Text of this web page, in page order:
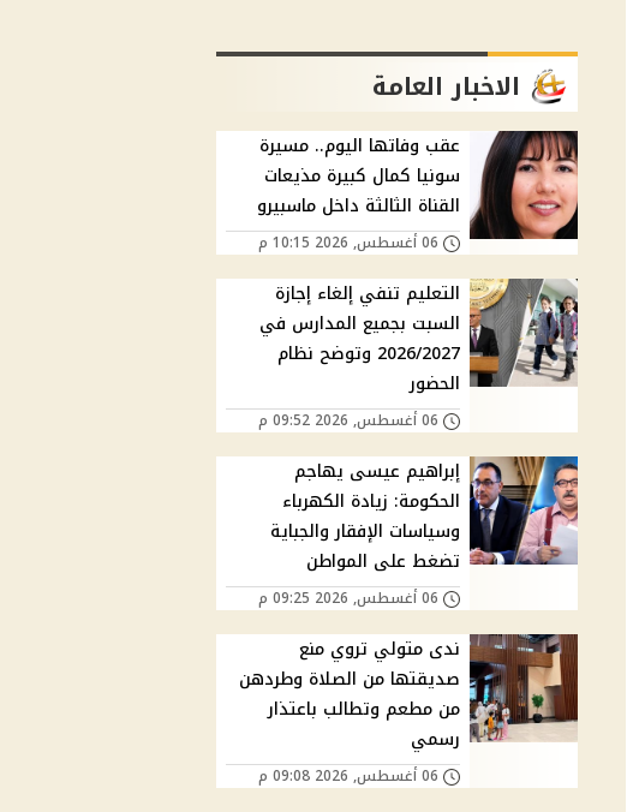
الاخبار العامة
عقب وفاتها اليوم.. مسيرة
سونيا كمال كبيرة مذيعات
القناة الثالثة داخل ماسبيرو
06 أغسطس, 2026 10:15 م
التعليم تنفي إلغاء إجازة
السبت بجميع المدارس في
2026/2027 وتوضح نظام
الحضور
06 أغسطس, 2026 09:52 م
إبراهيم عيسى يهاجم
الحكومة: زيادة الكهرباء
وسياسات الإفقار والجباية
تضغط على المواطن
06 أغسطس, 2026 09:25 م
ندى متولي تروي منع
صديقتها من الصلاة وطردهن
من مطعم وتطالب باعتذار
رسمي
06 أغسطس, 2026 09:08 م